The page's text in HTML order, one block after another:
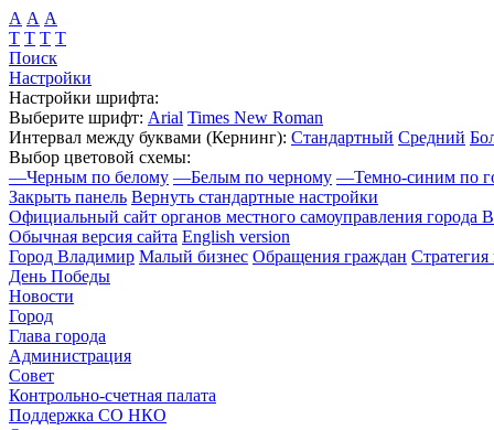
А А А
Т Т Т Т
Поиск
Настройки
Настройки шрифта:
Выберите шрифт: Arial Times New Roman
Интервал между буквами (Кернинг): Стандартный Средний
Выбор цветовой схемы:
—Черным по белому —Белым по черному —Темно-синим по
Закрыть панель Вернуть стандартные настройки
Официальный сайт органов местного самоуправления города
Обычная версия сайта English version
Город Владимир Малый бизнес Обращения граждан Стратегия
День Победы
Новости
Город
Глава города
Администрация
Совет
Контрольно-счетная палата
Поддержка СО НКО